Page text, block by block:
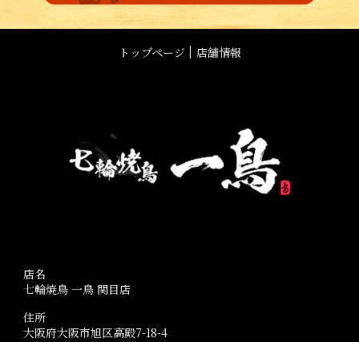
トップページ 店舗情報
店名
七輪焼鳥 一鳥 関目店
住所
大阪府大阪市旭区高殿7-18-4